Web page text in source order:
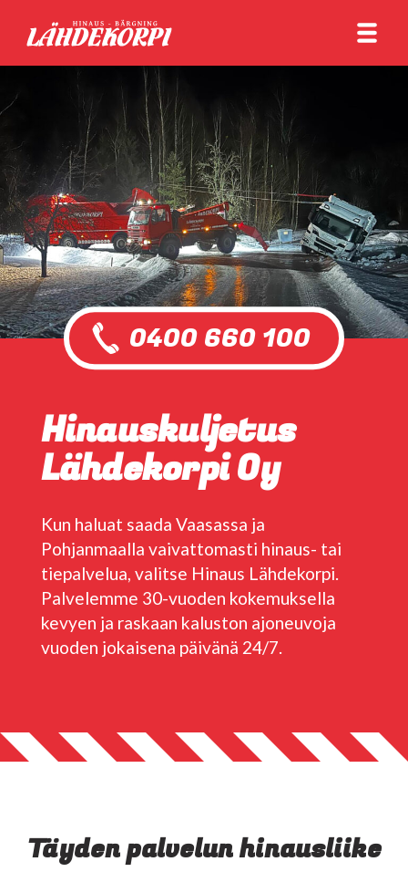
Hinauskuljetus
Lähdekorpi Oy
Kun haluat saada Vaasassa ja
Pohjanmaalla vaivattomasti hinaus- tai
tiepalvelua, valitse Hinaus Lähdekorpi.
Palvelemme 30-vuoden kokemuksella
kevyen ja raskaan kaluston ajoneuvoja
vuoden jokaisena päivänä 24/7.
0400 660 100
Täyden palvelun hinausliike